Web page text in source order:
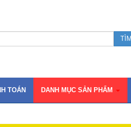
TOÁN DANH MỤC SẢN PHẨM